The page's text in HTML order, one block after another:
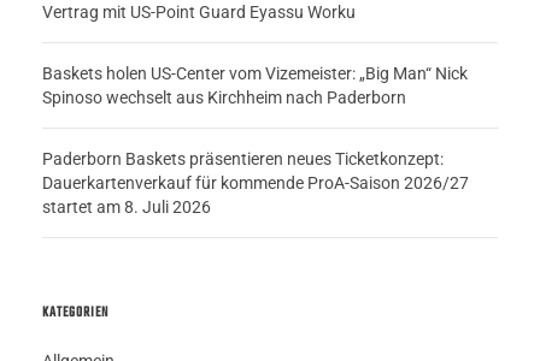
Vertrag mit US-Point Guard Eyassu Worku
Baskets holen US-Center vom Vizemeister: „Big Man“ Nick
Spinoso wechselt aus Kirchheim nach Paderborn
Paderborn Baskets präsentieren neues Ticketkonzept:
Dauerkartenverkauf für kommende ProA-Saison 2026/27
startet am 8. Juli 2026
KATEGORIEN